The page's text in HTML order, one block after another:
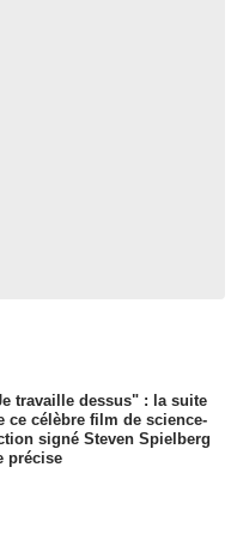
travaille dessus" : la suite
ce célèbre film de science-
signé Steven Spielberg
précise